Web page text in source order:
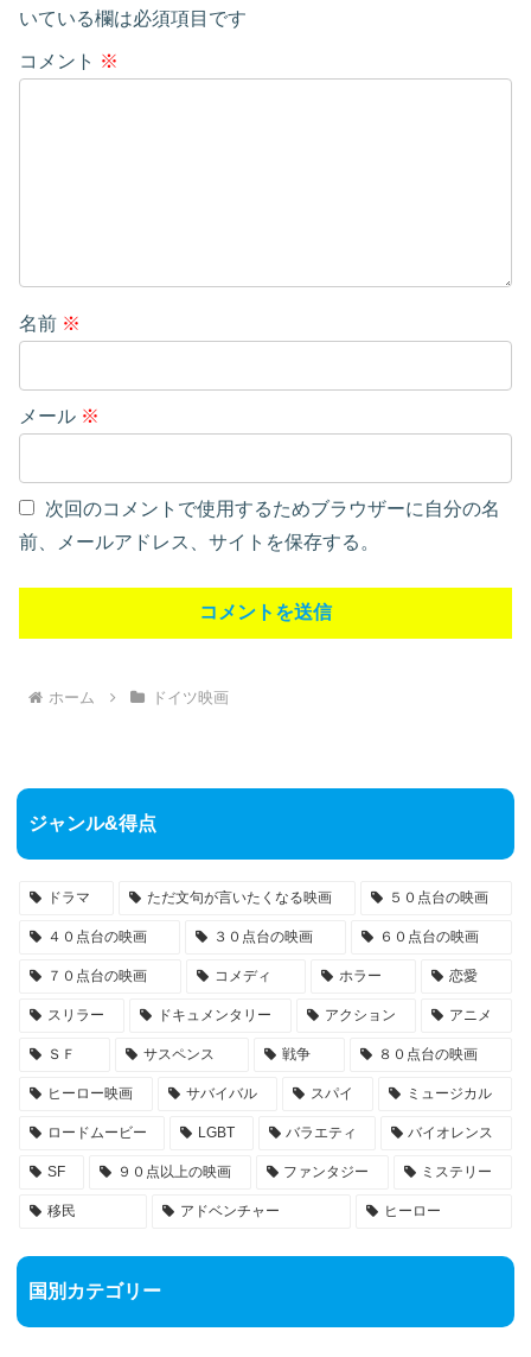
いている欄は必須項目です
コメント ※
名前 ※
メール ※
次回のコメントで使用するためブラウザーに自分の名
前、メールアドレス、サイトを保存する。
ホーム ドイツ映画
ジャンル&得点
ドラマ ただ文句が言いたくなる映画 ５０点台の映画
４０点台の映画 ３０点台の映画 ６０点台の映画
７０点台の映画 コメディ ホラー 恋愛
スリラー ドキュメンタリー アクション アニメ
ＳＦ サスペンス 戦争 ８０点台の映画
ヒーロー映画 サバイバル スパイ ミュージカル
ロードムービー LGBT バラエティ バイオレンス
SF ９０点以上の映画 ファンタジー ミステリー
移民 アドベンチャー ヒーロー
国別カテゴリー